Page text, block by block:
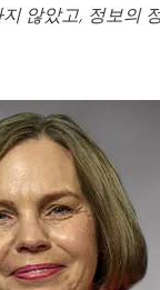
않았고, 정보의